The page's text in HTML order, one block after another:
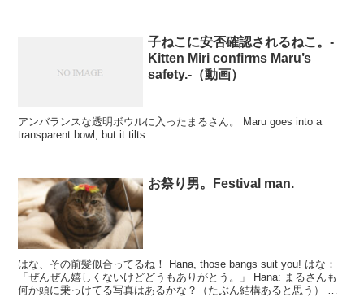
子ねこに安否確認されるねこ。-
Kitten Miri confirms Maru’s
safety.-（動画）
アンバランスな透明ボウルに入ったまるさん。 Maru goes into a
transparent bowl, but it tilts.
お祭り男。Festival man.
はな、その前髪似合ってるね！ Hana, those bangs suit you! はな：
「ぜんぜん嬉しくないけどどうもありがとう。」 Hana: まるさんも
何か頭に乗っけてる写真はあるかな？（たぶん結構あると思う） と